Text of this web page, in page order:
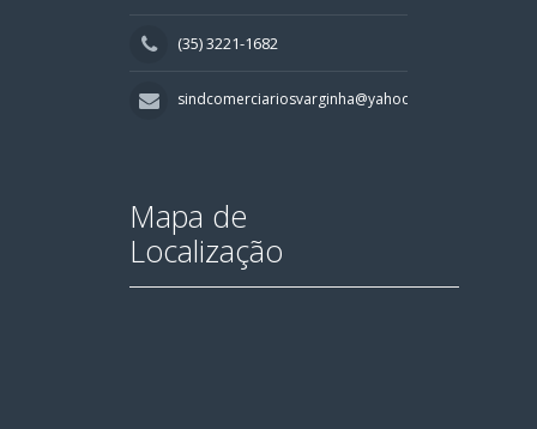
(35) 3221-1682
sindcomerciariosvarginha@yahoo.com.br
Mapa de
Localização